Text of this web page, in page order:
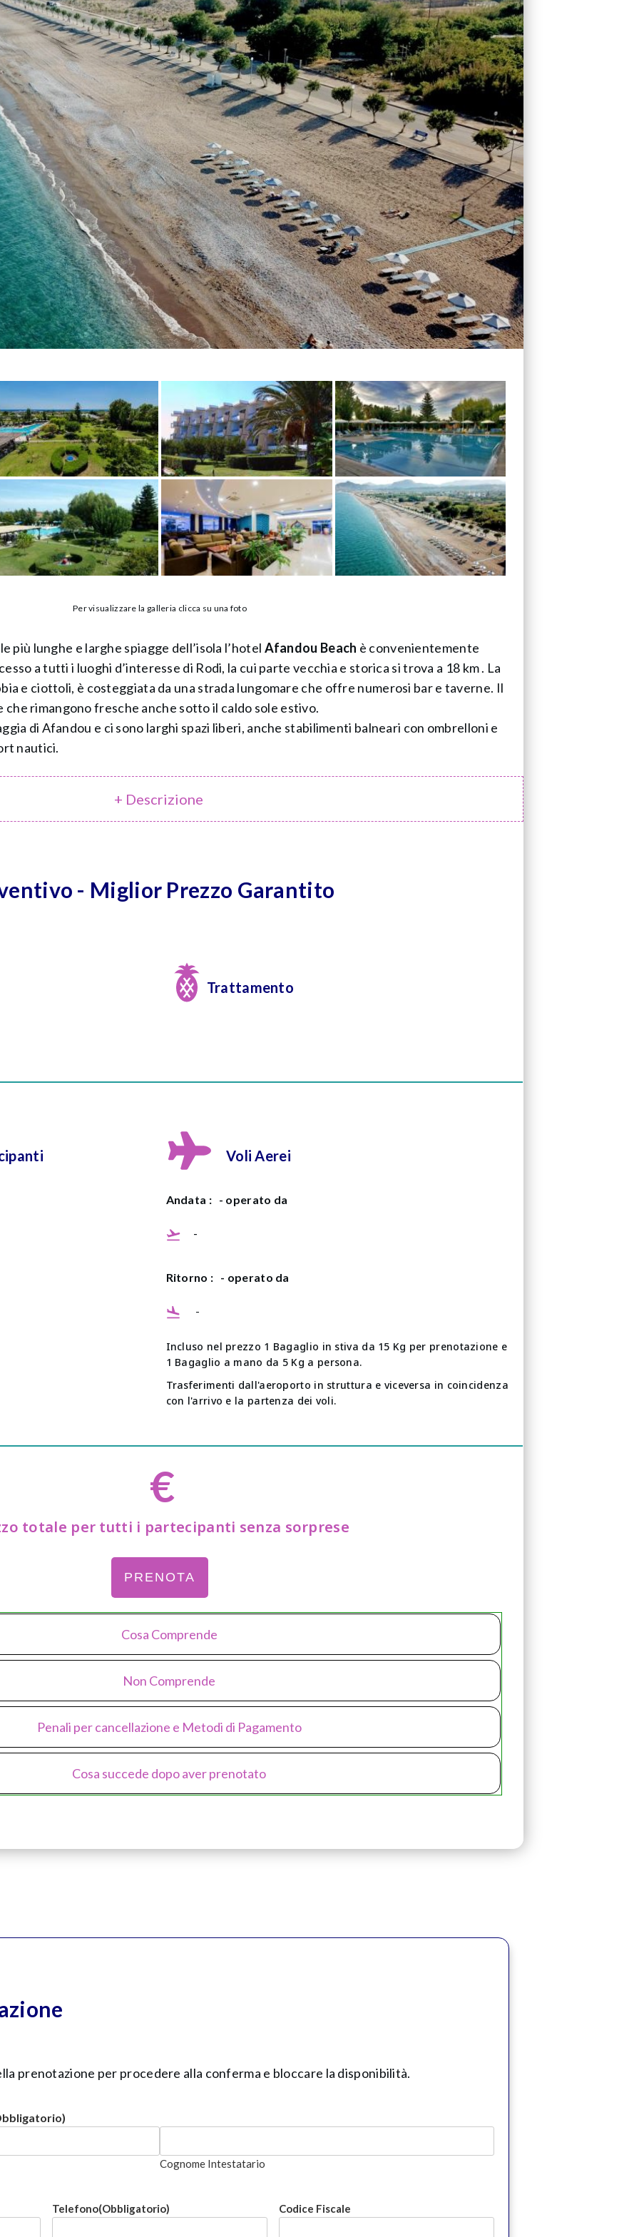
Per visualizzare la galleria clicca su una foto
più lunghe e larghe spiagge dell’isola l’hotel Afandou Beach è convenientemente
a tutti i luoghi d’interesse di Rodi, la cui parte vecchia e storica si trova a 18 km . La
e ciottoli, è costeggiata da una strada lungomare che offre numerosi bar e taverne. Il
che rimangono fresche anche sotto il caldo sole estivo.
di Afandou e ci sono larghi spazi liberi, anche stabilimenti balneari con ombrelloni e
nautici.
+ Descrizione
- Miglior Prezzo Garantito
Trattamento
Voli Aerei
Andata : - operato da
-
Ritorno : - operato da
-
Incluso nel prezzo 1 Bagaglio in stiva da 15 Kg per prenotazione e
1 Bagaglio a mano da 5 Kg a persona.
Trasferimenti dall'aeroporto in struttura e viceversa in coincidenza
con l'arrivo e la partenza dei voli.
€
totale per tutti i partecipanti senza sorprese
PRENOTA
Cosa Comprende
Non Comprende
Penali per cancellazione e Metodi di Pagamento
Cosa succede dopo aver prenotato
prenotazione per procedere alla conferma e bloccare la disponibilità.
Cognome Intestatario
Telefono(Obbligatorio) Codice Fiscale